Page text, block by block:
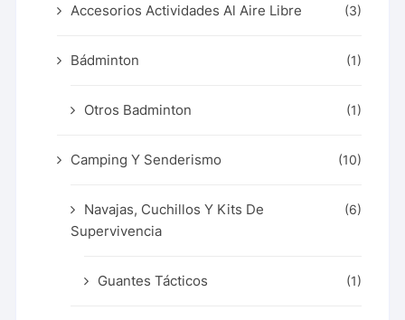
Accesorios Actividades Al Aire Libre (3)
Bádminton (1)
Otros Badminton (1)
Camping Y Senderismo (10)
Navajas, Cuchillos Y Kits De
Supervivencia
(6)
Guantes Tácticos (1)